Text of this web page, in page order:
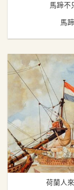
馬蹄不
馬
荷蘭人